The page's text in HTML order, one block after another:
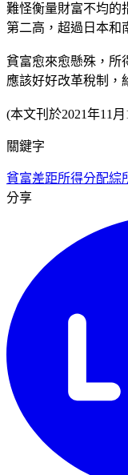
難怪衡量財富不均的
第二高，超過日本和
貧富愈來愈懸殊，所
應該好好改革稅制，
(本文刊於2021年11
關鍵字
貧富差距所得分配綜
分享